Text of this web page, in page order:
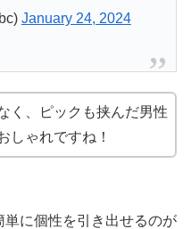
January 24, 2024
く、ピックも挟んだ男性
しゃれですね！
に個性を引き出せるのが